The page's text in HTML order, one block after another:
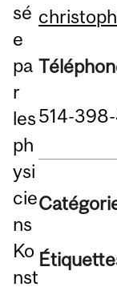
sé
e
pa
r
les
ph
ysi
cie
ns
Ko
nst
514-